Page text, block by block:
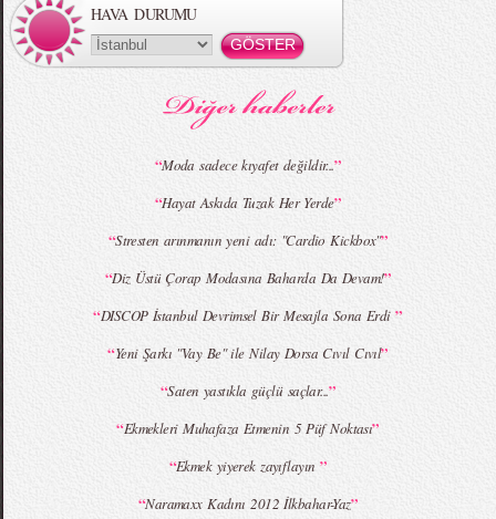
MBFWI - Gülçin Çengel 2015 Yaz
MBFWI - Zeynep Erdoğan 2015 Yaz
MBFWI - Giray Sepin 2015 Yaz Koleksiyonu MBFWI - Burçe Bekrek 2015 Yaz Koleksiyonu
HAVA DURUMU
“Moda sadece kıyafet değildir...”
“Hayat Askıda Tuzak Her Yerde”
“Stresten arınmanın yeni adı: "Cardio Kickbox"”
“Diz Üstü Çorap Modasına Baharda Da Devam!”
“DISCOP İstanbul Devrimsel Bir Mesajla Sona Erdi”
“Yeni Şarkı "Vay Be" ile Nilay Dorsa Cıvıl Cıvıl”
“Saten yastıkla güçlü saçlar...”
“Ekmekleri Muhafaza Etmenin 5 Püf Noktası”
“Ekmek yiyerek zayıflayın ”
“Naramaxx Kadını 2012 İlkbahar-Yaz”